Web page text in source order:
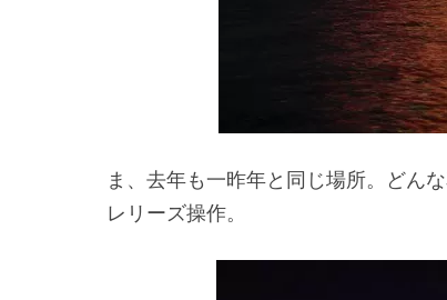
ま、去年も一昨年と同じ場所。どん
レリーズ操作。